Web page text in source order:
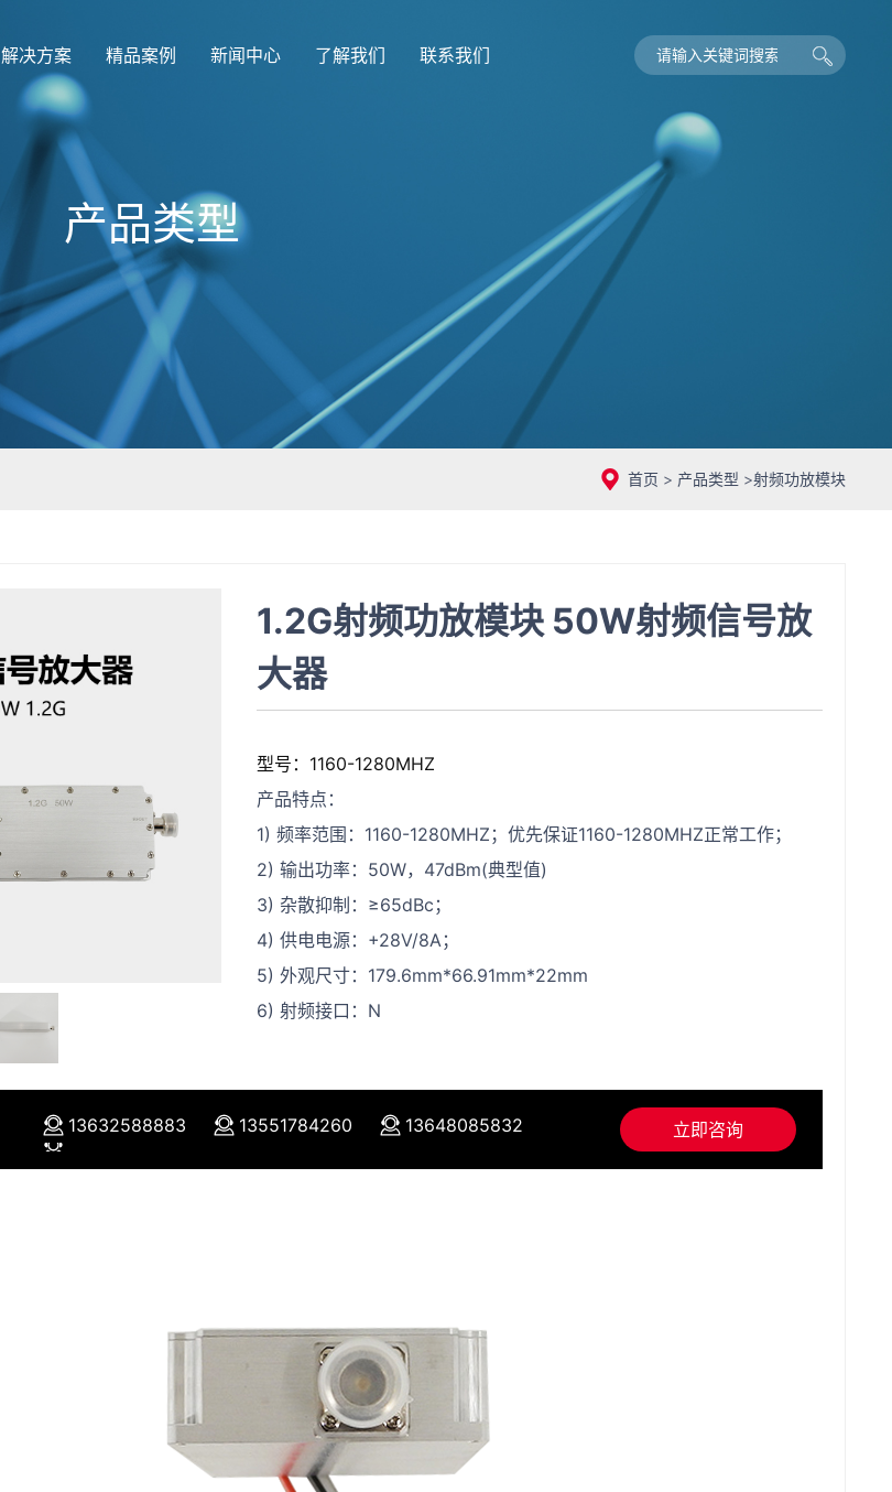
解决方案 精品案例 新闻中心 了解我们 联系我们
产品类型
首页 > 产品类型 >射频功放模块
1.2G射频功放模块 50W射频信号放
大器
型号：1160-1280MHZ
产品特点：
1) 频率范围：1160-1280MHZ；优先保证1160-1280MHZ正常工作；
2) 输出功率：50W，47dBm(典型值)
3) 杂散抑制：≥65dBc；
4) 供电电源：+28V/8A；
5) 外观尺寸：179.6mm*66.91mm*22mm
6) 射频接口：N
立即咨询
13632588883 13551784260 13648085832